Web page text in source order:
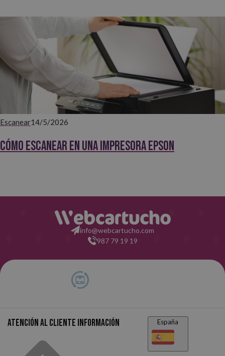
Escanear14/5/2026
Cómo escanear en una impresora Epson
info@webcartucho.com
987 79 19 19
Atención al cliente Información España